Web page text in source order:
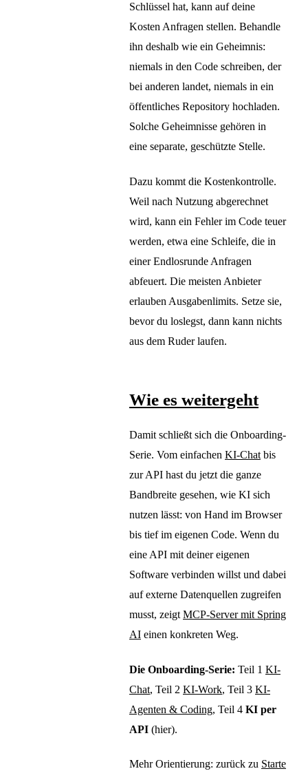
Schlüssel hat, kann auf deine
Kosten Anfragen stellen. Behandle
ihn deshalb wie ein Geheimnis:
niemals in den Code schreiben, der
bei anderen landet, niemals in ein
öffentliches Repository hochladen.
Solche Geheimnisse gehören in
eine separate, geschützte Stelle.
Dazu kommt die Kostenkontrolle.
Weil nach Nutzung abgerechnet
wird, kann ein Fehler im Code teuer
werden, etwa eine Schleife, die in
einer Endlosrunde Anfragen
abfeuert. Die meisten Anbieter
erlauben Ausgabenlimits. Setze sie,
bevor du loslegst, dann kann nichts
aus dem Ruder laufen.
Wie es weitergeht
Damit schließt sich die Onboarding-
Serie. Vom einfachen KI-Chat bis
zur API hast du jetzt die ganze
Bandbreite gesehen, wie KI sich
nutzen lässt: von Hand im Browser
bis tief im eigenen Code. Wenn du
eine API mit deiner eigenen
Software verbinden willst und dabei
auf externe Datenquellen zugreifen
musst, zeigt MCP-Server mit Spring
AI einen konkreten Weg.
Die Onboarding-Serie: Teil 1 KI-
Chat, Teil 2 KI-Work, Teil 3 KI-
Agenten & Coding, Teil 4 KI per
API (hier).
Mehr Orientierung: zurück zu Starte